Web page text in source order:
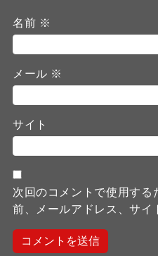
名前 ※
メール ※
サイト
次回のコメントで使用する
前、メールアドレス、サイ